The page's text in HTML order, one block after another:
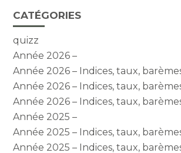
CATÉGORIES
quizz
Année 2026 –
Année 2026 – Indices, taux,
Année 2026 – Indices, taux,
Année 2026 – Indices, taux,
Année 2025 –
Année 2025 – Indices, taux,
Année 2025 – Indices, taux,